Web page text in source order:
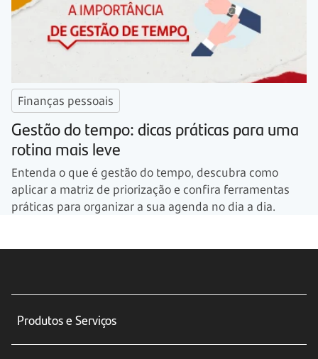
Finanças pessoais
Gestão do tempo: dicas práticas para uma
rotina mais leve
Entenda o que é gestão do tempo, descubra como
aplicar a matriz de priorização e confira ferramentas
práticas para organizar a sua agenda no dia a dia.
Produtos e Serviços